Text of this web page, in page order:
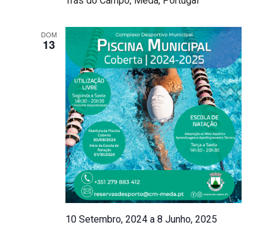
DOM
13
10 Setembro, 2024 a8 Junho, 2025